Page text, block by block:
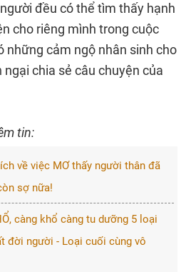
đều có thể tìm thấy hạnh
cho riêng mình trong cuộc
những cảm ngộ nhân sinh cho
chia sẻ câu chuyện của
tin:
về việc MƠ thấy người thân đã
sợ nữa!
càng khổ càng tu dưỡng 5 loại
đời người - Loại cuối cùng vô